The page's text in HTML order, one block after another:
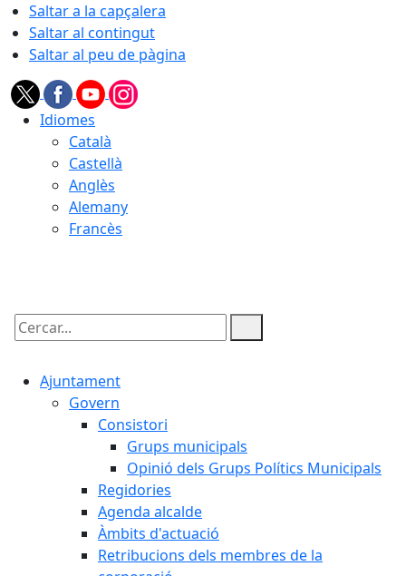
Saltar a la capçalera
Saltar al contingut
Saltar al peu de pàgina
Idiomes
Català
Castellà
Anglès
Alemany
Francès
Cercar:
Ajuntament
Govern
Consistori
Grups municipals
Opinió dels Grups Polítics Municipals
Regidories
Agenda alcalde
Àmbits d'actuació
Retribucions dels membres de la